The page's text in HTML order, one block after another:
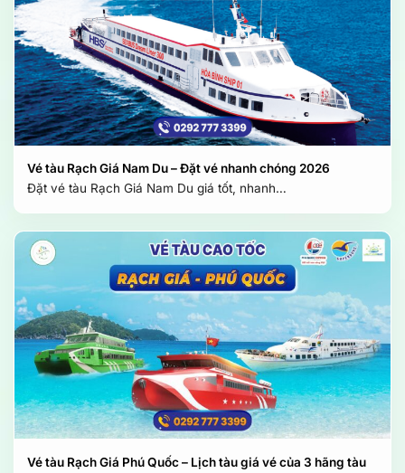
Vé tàu Rạch Giá Nam Du – Đặt vé nhanh chóng 2026
Đặt vé tàu Rạch Giá Nam Du giá tốt, nhanh…
Vé tàu Rạch Giá Phú Quốc – Lịch tàu giá vé của 3 hãng tàu